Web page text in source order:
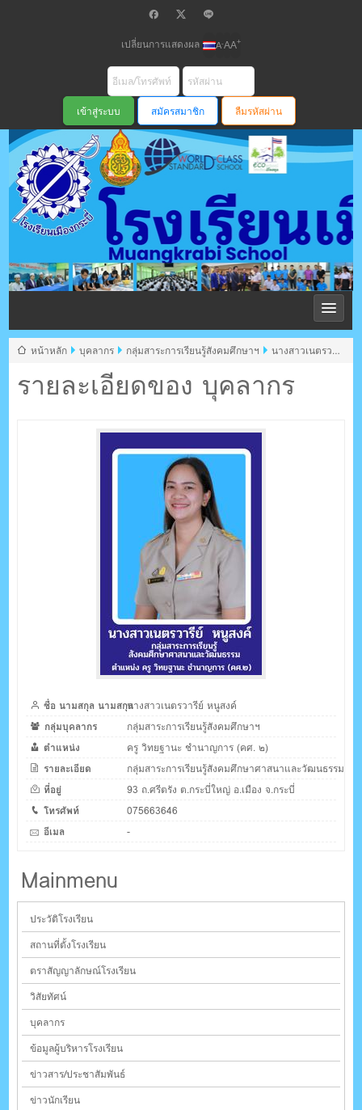
เปลี่ยนการแสดงผล A-AA+
สมัครสมาชิก ลืมรหัสผ่าน
โรงเรียนเมือง
กระบี่ สพม
ตรัง กระบี่
รายละเอียดของ บุคลากร
หน้าหลัก บุคลากร กลุ่มสาระการเรียนรู้สังคมศึกษาฯ
นางสาวเนตรวา
ชื่อ นามสกุล นามสกุลนางสาวเนตรวารีย์ หนูสงค์
กลุ่มบุคลากร
กลุ่มสาระการเรียนรู้สังคมศึกษาฯ
ตำแหน่ง
ครู วิทยฐานะ ชำนาญการ (คศ. ๒)
รายละเอียด
กลุ่มสาระการเรียนรู้สังคมศึกษาศาสนาและวัฒนธรรม
ที่อยู่
93 ถ.ศรีตรัง ต.กระบี่ใหญ่ อ.เมือง จ.กระบี่
โทรศัพท์
075663646
อีเมล
-
Mainmenu
ประวัติโรงเรียน
สถานที่ตั้งโรงเรียน
ตราสัญญาลักษณ์โรงเรียน
วิสัยทัศน์
บุคลากร
ข้อมูลผู้บริหารโรงเรียน
ข่าวสาร/ประชาสัมพันธ์
ข่าวนักเรียน